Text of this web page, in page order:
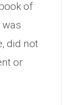
of
was
did not
or